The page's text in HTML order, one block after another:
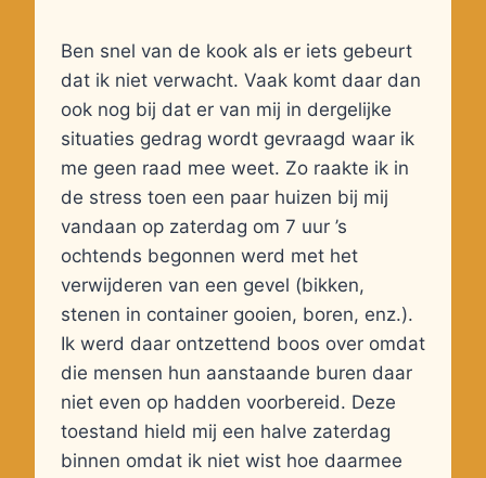
Ben snel van de kook als er iets gebeurt
dat ik niet verwacht. Vaak komt daar dan
ook nog bij dat er van mij in dergelijke
situaties gedrag wordt gevraagd waar ik
me geen raad mee weet. Zo raakte ik in
de stress toen een paar huizen bij mij
vandaan op zaterdag om 7 uur ’s
ochtends begonnen werd met het
verwijderen van een gevel (bikken,
stenen in container gooien, boren, enz.).
Ik werd daar ontzettend boos over omdat
die mensen hun aanstaande buren daar
niet even op hadden voorbereid. Deze
toestand hield mij een halve zaterdag
binnen omdat ik niet wist hoe daarmee